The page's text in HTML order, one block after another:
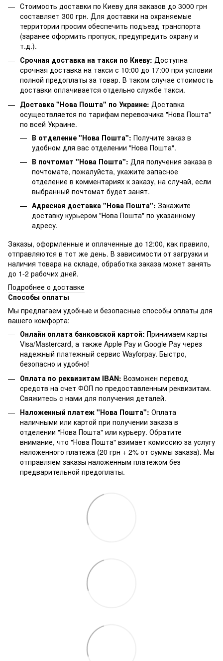
Стоимость доставки по Киеву для заказов до 3000 грн
составляет 300 грн. Для доставки на охраняемые
территории просим обеспечить подъезд транспорта
(заранее оформить пропуск, предупредить охрану и
т.д.).
Срочная доставка на такси по Киеву: Доступна
срочная доставка на такси с 10:00 до 17:00 при условии
полной предоплаты за товар. В таком случае стоимость
доставки оплачивается отдельно службе такси.
Доставка "Нова Пошта" по Украине: Доставка
осуществляется по тарифам перевозчика "Нова Пошта"
по всей Украине.
В отделение "Нова Пошта": Получите заказ в
удобном для вас отделении "Нова Пошта".
В почтомат "Нова Пошта": Для получения заказа в
почтомате, пожалуйста, укажите запасное
отделение в комментариях к заказу, на случай, если
выбранный почтомат будет занят.
Адресная доставка "Нова Пошта": Закажите
доставку курьером "Нова Пошта" по указанному
адресу.
Заказы, оформленные и оплаченные до 12:00, как правило,
отправляются в тот же день. В зависимости от загрузки и
наличия товара на складе, обработка заказа может занять
до 1-2 рабочих дней.
Подробнее о доставке
Способы оплаты
Мы предлагаем удобные и безопасные способы оплаты для
вашего комфорта:
Онлайн оплата банковской картой: Принимаем карты
Visa/Mastercard, а также Apple Pay и Google Pay через
надежный платежный сервис Wayforpay. Быстро,
безопасно и удобно!
Оплата по реквизитам IBAN: Возможен перевод
средств на счет ФОП по предоставленным реквизитам.
Свяжитесь с нами для получения деталей.
Наложенный платеж "Нова Пошта": Оплата
наличными или картой при получении заказа в
отделении "Нова Пошта" или курьеру. Обратите
внимание, что "Нова Пошта" взимает комиссию за услугу
наложенного платежа (20 грн + 2% от суммы заказа). Мы
отправляем заказы наложенным платежом без
предварительной предоплаты.